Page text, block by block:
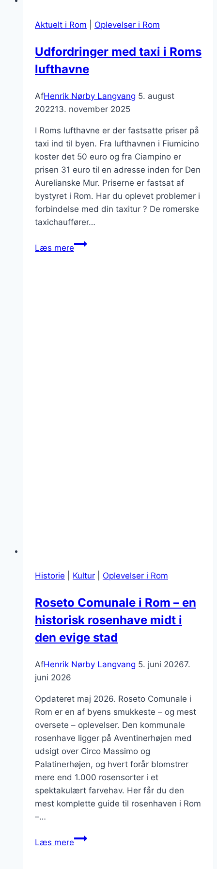
Aktuelt i Rom Oplevelser i Rom
Udfordringer med taxi i Roms
lufthavne
AfHenrik Nørby Langvang 5. august
202213. november 2025
I Roms lufthavne er der fastsatte priser på
taxi ind til byen. Fra lufthavnen i Fiumicino
koster det 50 euro og fra Ciampino er
prisen 31 euro til en adresse inden for Den
Aurelianske Mur. Priserne er fastsat af
bystyret i Rom. Har du oplevet problemer i
forbindelse med din taxitur ? De romerske
taxichauffører…
Læs mereUdfordringer
Historie Kultur Oplevelser i Rom
Roseto Comunale i Rom – en
historisk rosenhave midt i
den evige stad
AfHenrik Nørby Langvang 5. juni 20267.
juni 2026
Opdateret maj 2026. Roseto Comunale i
Rom er en af byens smukkeste – og mest
oversete – oplevelser. Den kommunale
rosenhave ligger på Aventinerhøjen med
udsigt over Circo Massimo og
Palatinerhøjen, og hvert forår blomstrer
mere end 1.000 rosensorter i et
spektakulært farvehav. Her får du den
mest komplette guide til rosenhaven i Rom
–…
Læs mereRoseto